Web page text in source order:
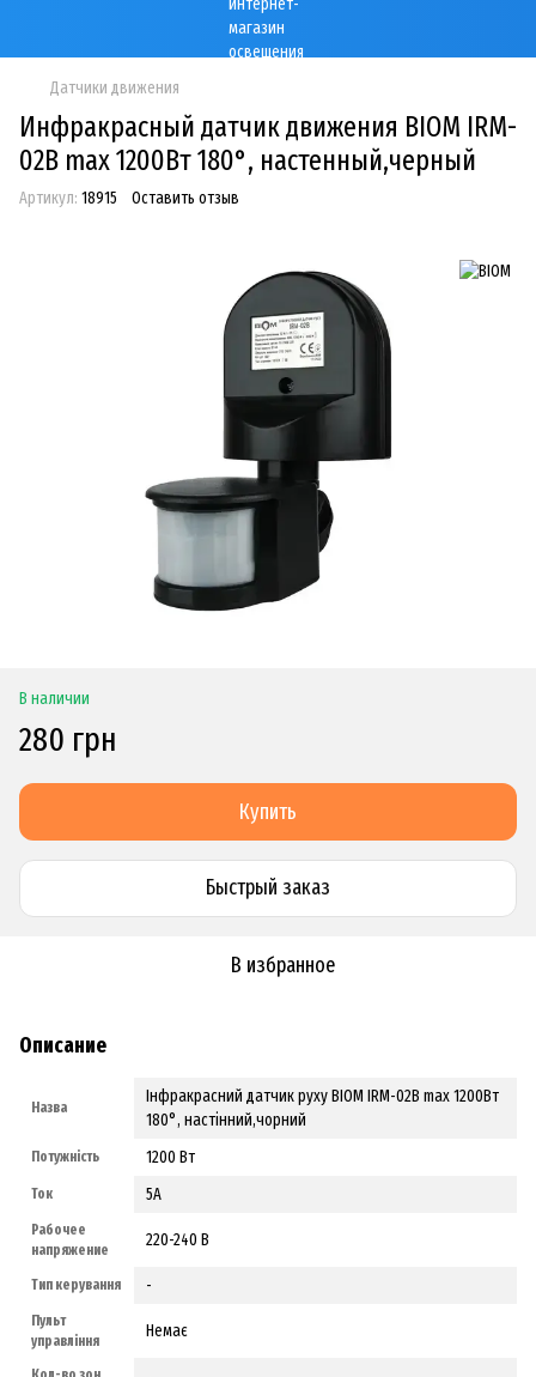
Датчики движения
Инфракрасный датчик движения BIOM IRM-
02B max 1200Вт 180°, настенный,черный
Артикул: 18915 Оставить отзыв
В наличии
280 грн
Купить
Быстрый заказ
В избранное
Описание
Назва
Інфракрасний датчик руху BIOM IRM-02B max 1200Вт
180°, настінний,чорний
Потужність 1200 Вт
Ток 5А
Рабочее
напряжение
220-240 В
Тип керування -
Пульт
управління
Немає
Кол-во зон